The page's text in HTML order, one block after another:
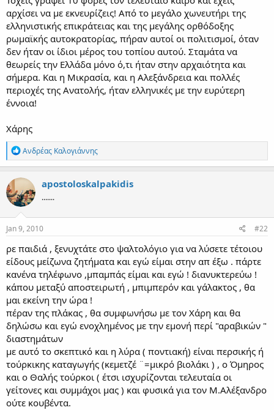
αρχίσει να με εκνευρίζεις! Από το μεγάλο χωνευτήρι της
ελληνιστικής επικράτειας και της μεγάλης ορθόδοξης
ρωμαϊκής αυτοκρατορίας, πήραν αυτοί οι πολιτισμοί, όταν
δεν ήταν οι ίδιοι μέρος του τοπίου αυτού. Σταμάτα να
θεωρείς την Ελλάδα μόνο ό,τι ήταν στην αρχαιότητα και
σήμερα. Και η Μικρασία, και η Αλεξάνδρεια και πολλές
περιοχές της Ανατολής, ήταν ελληνικές με την ευρύτερη
έννοια!
Χάρης
R
e
a
c
t
i
o
n
Ανδρέας Καλογιάννης
apostoloskalpakidis
.......
Jan 9, 2010 #22
ρε παιδιά , ξενυχτάτε στο ψαλτολόγιο για να λύσετε τέτοιου
είδους μείζωνα ζητήματα και εγώ είμαι στην απ έξω . πάρτε
κανένα τηλέφωνο ,μπαμπάς είμαι και εγώ ! διανυκτερεύω !
κάπου μεταξύ αποστειρωτή , μπιμπερόν και γάλακτος , θα
μαι εκείνη την ώρα !
πέραν της πλάκας , θα συμφωνήσω με τον Χάρη και θα
δηλώσω και εγώ ενοχλημένος με την εμονή περί "αραβικών "
διαστημάτων
με αυτό το σκεπτικό και η λύρα ( ποντιακή) είναι περσικής ή
τούρκικης καταγωγής (κεμετζέ ¨=μικρό βιολάκι ) , ο Όμηρος
και ο Θαλής τούρκοι ( έτσι ισχυρίζονται τελευταία οι
γείτονες και συμμάχοι μας ) και φυσικά για τον Μ.Αλέξανδρο
ούτε κουβέντα.